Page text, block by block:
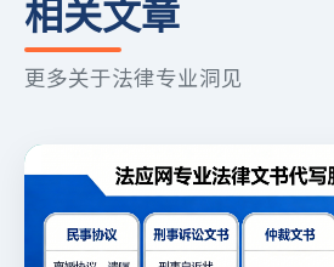
相关文章
更多关于法律专业洞见